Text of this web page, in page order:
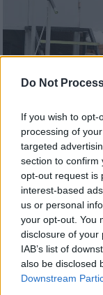
Do Not
If you wish to
processing of
targeted
section to confirm
opt-out request is
interest-based
us or personal
your opt-out. You
disclosure of your
IAB’s list of
also be disclosed
Downstream
Έμβρυο
Πίσω από
χώρο
πλακούντα
τουΤΙΤΑΝ,
αναφέρουν